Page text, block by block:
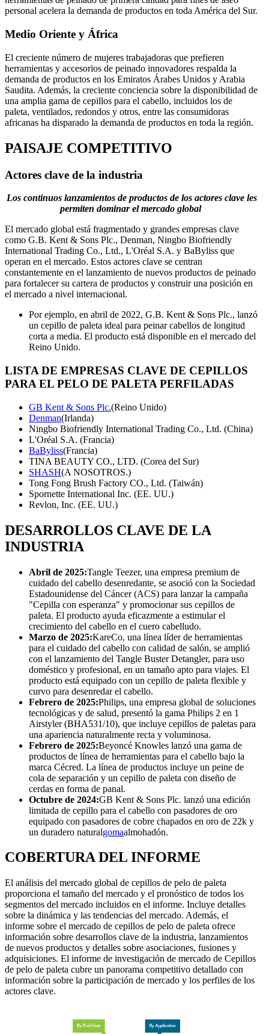
personal acelera la demanda de productos en toda América del Sur.
Medio Oriente y África
El creciente número de mujeres trabajadoras que prefieren
herramientas y accesorios de peinado innovadores respalda la
demanda de productos en los Emiratos Árabes Unidos y Arabia
Saudita. Además, la creciente conciencia sobre la disponibilidad de
una amplia gama de cepillos para el cabello, incluidos los de
paleta, ventilados, redondos y otros, entre las consumidoras
africanas ha disparado la demanda de productos en toda la región.
PAISAJE COMPETITIVO
Actores clave de la industria
Los continuos lanzamientos de productos de los actores clave les
permiten dominar el mercado global
El mercado global está fragmentado y grandes empresas clave
como G.B. Kent & Sons Plc., Denman, Ningbo Biofriendly
International Trading Co., Ltd., L'Oréal S.A. y BaByliss que
operan en el mercado. Estos actores clave se centran
constantemente en el lanzamiento de nuevos productos de peinado
para fortalecer su cartera de productos y construir una posición en
el mercado a nivel internacional.
Por ejemplo, en abril de 2022, G.B. Kent & Sons Plc., lanzó
un cepillo de paleta ideal para peinar cabellos de longitud
corta a media. El producto está disponible en el mercado del
Reino Unido.
LISTA DE EMPRESAS CLAVE DE CEPILLOS
PARA EL PELO DE PALETA PERFILADAS
GB Kent & Sons Plc.(Reino Unido)
Denman(Irlanda)
Ningbo Biofriendly International Trading Co., Ltd. (China)
L'Oréal S.A. (Francia)
BaByliss(Francia)
TINA BEAUTY CO., LTD. (Corea del Sur)
SHASH(A NOSOTROS.)
Tong Fong Brush Factory CO., Ltd. (Taiwán)
Spornette International Inc. (EE. UU.)
Revlon, Inc. (EE. UU.)
DESARROLLOS CLAVE DE LA
INDUSTRIA
Abril de 2025:Tangle Teezer, una empresa premium de
cuidado del cabello desenredante, se asoció con la Sociedad
Estadounidense del Cáncer (ACS) para lanzar la campaña
"Cepilla con esperanza" y promocionar sus cepillos de
paleta. El producto ayuda eficazmente a estimular el
crecimiento del cabello en el cuero cabelludo.
Marzo de 2025:KareCo, una línea líder de herramientas
para el cuidado del cabello con calidad de salón, se amplió
con el lanzamiento del Tangle Buster Detangler, para uso
doméstico y profesional, en un tamaño apto para viajes. El
producto está equipado con un cepillo de paleta flexible y
curvo para desenredar el cabello.
Febrero de 2025:Philips, una empresa global de soluciones
tecnológicas y de salud, presentó la gama Philips 2 en 1
Airstyler (BHA531/10), que incluye cepillos de paletas para
una apariencia naturalmente recta y voluminosa.
Febrero de 2025:Beyoncé Knowles lanzó una gama de
productos de línea de herramientas para el cabello bajo la
marca Cécred. La línea de productos incluye un peine de
cola de separación y un cepillo de paleta con diseño de
cerdas en forma de panal.
Octubre de 2024:GB Kent & Sons Plc. lanzó una edición
limitada de cepillo para el cabello con pasadores de oro
equipado con pasadores de cobre chapados en oro de 22k y
un duradero naturalgomaalmohadón.
COBERTURA DEL INFORME
El análisis del mercado global de cepillos de pelo de paleta
proporciona el tamaño del mercado y el pronóstico de todos los
segmentos del mercado incluidos en el informe. Incluye detalles
sobre la dinámica y las tendencias del mercado. Además, el
informe sobre el mercado de cepillos de pelo de paleta ofrece
información sobre desarrollos clave de la industria, lanzamientos
de nuevos productos y detalles sobre asociaciones, fusiones y
adquisiciones. El informe de investigación de mercado de Cepillos
de pelo de paleta cubre un panorama competitivo detallado con
información sobre la participación de mercado y los perfiles de los
actores clave.